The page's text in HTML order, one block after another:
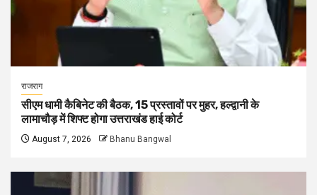
राजराग
सीएम धामी कैबिनेट की बैठक, 15 प्रस्तावों पर मुहर, हल्द्वानी के
लामाचौड़ में शिफ्ट होगा उत्तराखंड हाई कोर्ट
August 7, 2026 Bhanu Bangwal